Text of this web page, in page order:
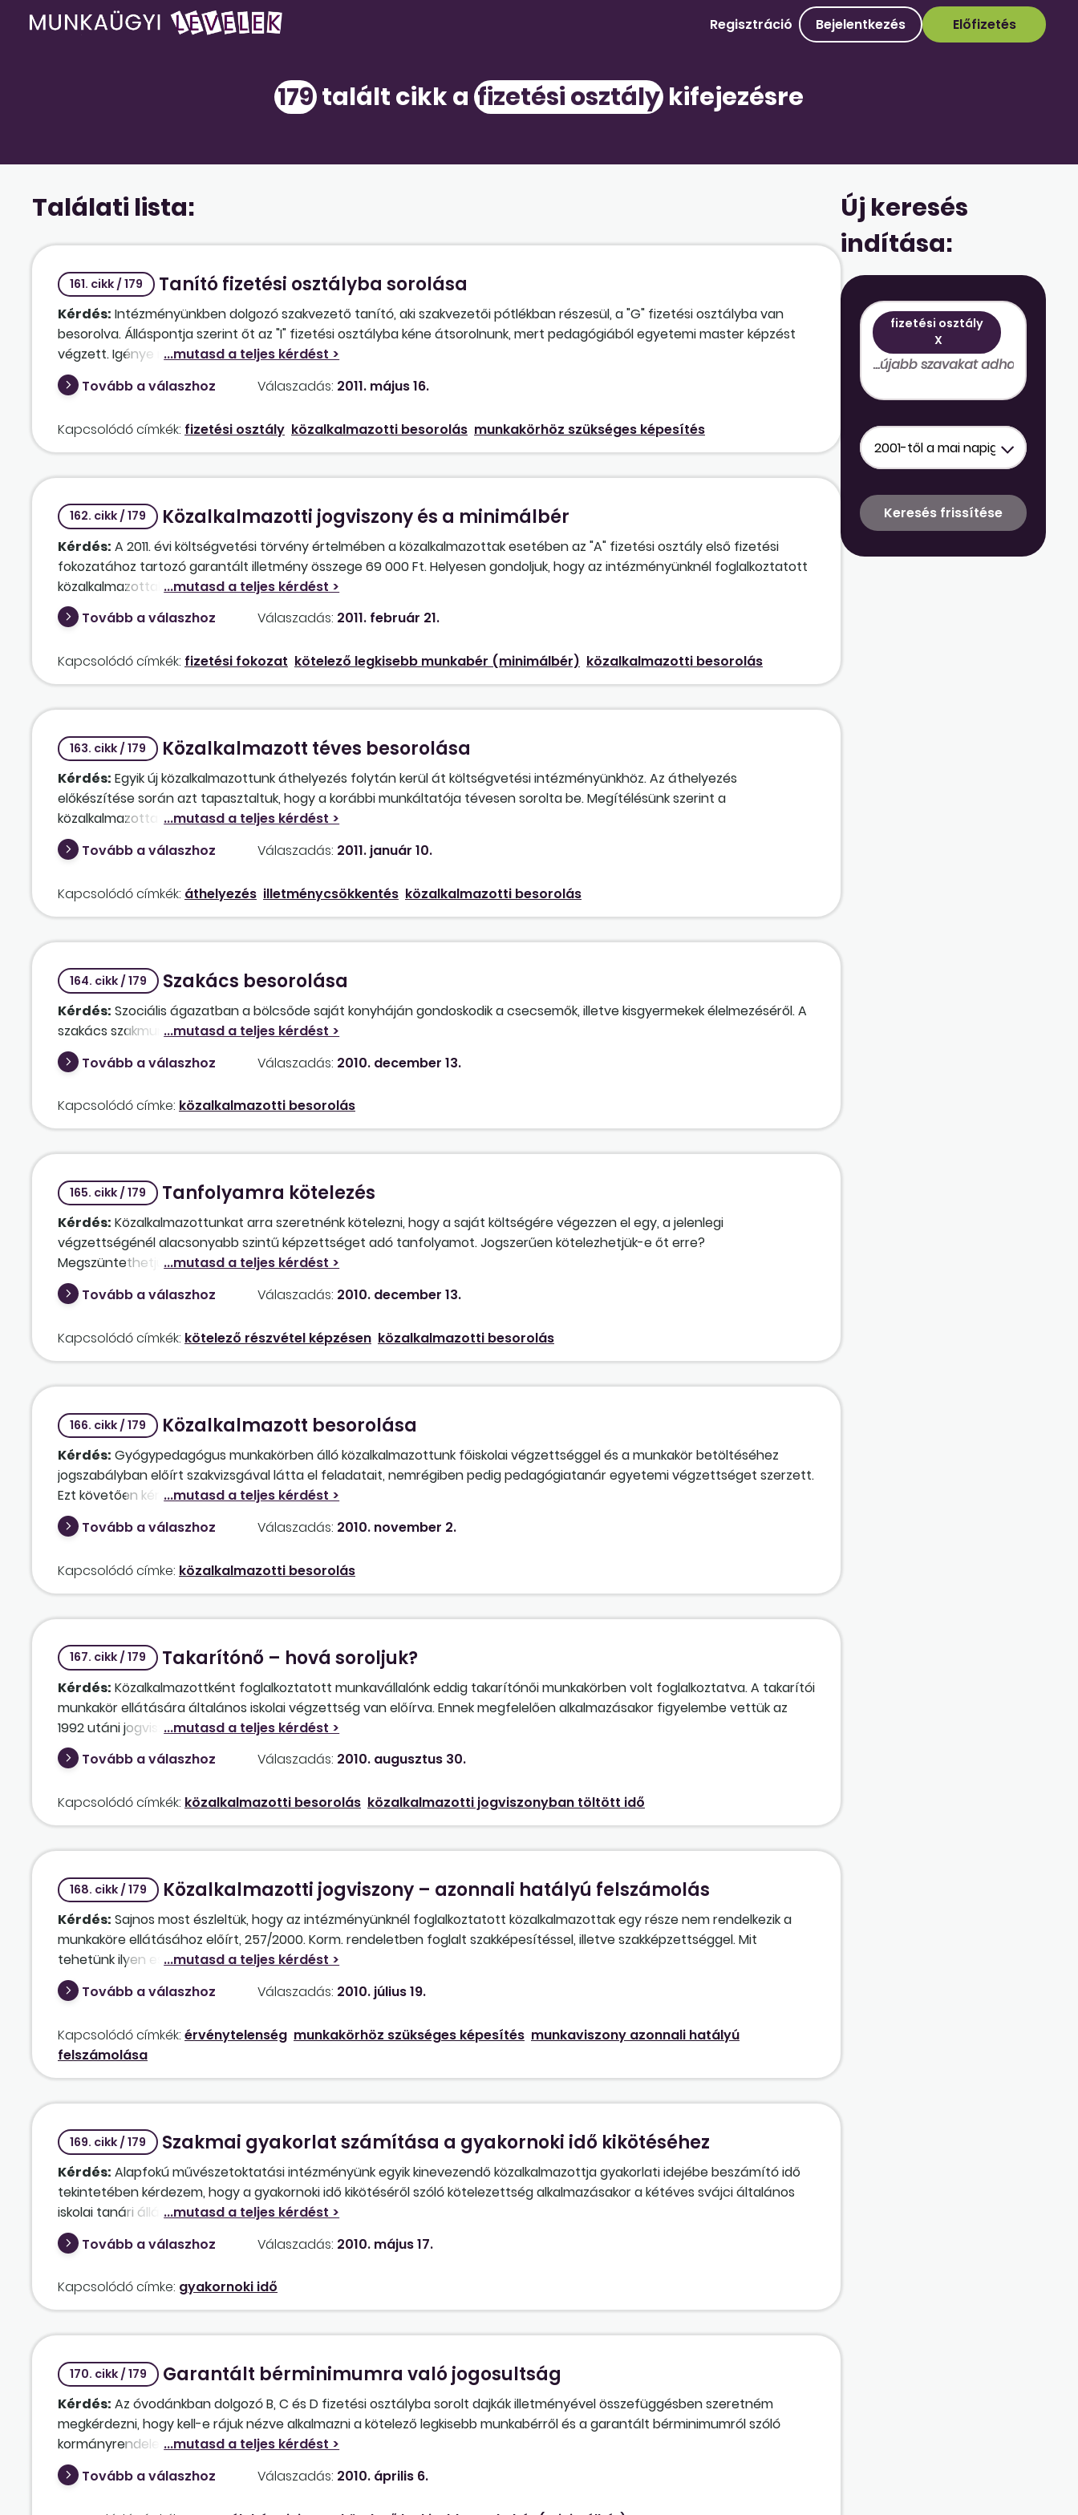
Regisztráció Bejelentkezés Előfizetés
179 talált cikk a fizetési osztály kifejezésre
Találati lista:
161. cikk / 179 Tanító fizetési osztályba sorolása
Kérdés: Intézményünkben dolgozó szakvezető tanító, aki szakvezetői pótlékban részesül, a "G" fizetési osztályba van
besorolva. Álláspontja szerint őt az "I" fizetési osztályba kéne átsorolnunk, mert pedagógiából egyetemi master képzést
végzett. Igénye miatt bírósági eljárást helyezett kilátásba. Jogos-e a munkavállaló átsorolás iránti igénye, vagy helyesen
állapítottuk meg a fizetési osztályt számára?
Tovább a válaszhoz Válaszadás: 2011. május 16.
Kapcsolódó címkék: fizetési osztály közalkalmazotti besorolás munkakörhöz szükséges képesítés
162. cikk / 179 Közalkalmazotti jogviszony és a minimálbér
Kérdés: A 2011. évi költségvetési törvény értelmében a közalkalmazottak esetében az "A" fizetési osztály első fizetési
fokozatához tartozó garantált illetmény összege 69 000 Ft. Helyesen gondoljuk, hogy az intézményünknél foglalkoztatott
közalkalmazottak egy részének az illetménye jogszerűen kevesebb lehet a hatályos minimálbérnél?
Tovább a válaszhoz
Válaszadás: 2011. február 21.
Kapcsolódó címkék: fizetési fokozat kötelező legkisebb munkabér (minimálbér) közalkalmazotti besorolás
163. cikk / 179 Közalkalmazott téves besorolása
Kérdés: Egyik új közalkalmazottunk áthelyezés folytán kerül át költségvetési intézményünkhöz. Az áthelyezés
előkészítése során azt tapasztaltuk, hogy a korábbi munkáltatója tévesen sorolta be. Megítélésünk szerint a
közalkalmazottat nem alkalmazhatjuk a téves besorolás szerint, ha viszont ez igaz, akkor egyértelműen csökkentenünk kell
az illetményét is. Helyesen gondoljuk-e ezt?
Tovább a válaszhoz Válaszadás: 2011. január 10.
Kapcsolódó címkék: áthelyezés illetménycsökkentés közalkalmazotti besorolás
164. cikk / 179 Szakács besorolása
Kérdés: Szociális ágazatban a bölcsőde saját konyháján gondoskodik a csecsemők, illetve kisgyermekek élelmezéséről. A
szakács szakmunkás sorolható-e "C" kategóriába?
Tovább a válaszhoz
Válaszadás: 2010. december 13.
Kapcsolódó címke: közalkalmazotti besorolás
165. cikk / 179 Tanfolyamra kötelezés
Kérdés: Közalkalmazottunkat arra szeretnénk kötelezni, hogy a saját költségére végezzen el egy, a jelenlegi
végzettségénél alacsonyabb szintű képzettséget adó tanfolyamot. Jogszerűen kötelezhetjük-e őt erre?
Megszüntethetjük-e a közalkalmazotti jogviszonyát, ha nem hajlandó elvégezni a tanfolyamot? Ha elvégzi, besorolhatjuk-e
őt alacsonyabb fizetési fokozatba?
Tovább a válaszhoz Válaszadás: 2010. december 13.
Kapcsolódó címkék: kötelező részvétel képzésen közalkalmazotti besorolás
166. cikk / 179 Közalkalmazott besorolása
Kérdés: Gyógypedagógus munkakörben álló közalkalmazottunk főiskolai végzettséggel és a munkakör betöltéséhez
jogszabályban előírt szakvizsgával látta el feladatait, nemrégiben pedig pedagógiatanár egyetemi végzettséget szerzett.
Ezt követően kérte, hogy intézkedjünk az "I" fizetési osztályba történő átsorolása iránt. Sajnos – helyi önkormányzat által
fenntartott szakiskola lévén – intézményünk nehéz anyagi helyzetére tekintettel ezt jelenleg nem áll módunkban
megtenni, mivel az átsorolással járó illetményemelés fedezete nem áll a rendelkezésünkre. Jogszerűen tagadjuk meg a
Tovább a válaszhoz Válaszadás: 2010. november 2.
Kapcsolódó címke: közalkalmazotti besorolás
167. cikk / 179 Takarítónő – hová soroljuk?
Kérdés: Közalkalmazottként foglalkoztatott munkavállalónk eddig takarítónői munkakörben volt foglalkoztatva. A takarítói
munkakör ellátására általános iskolai végzettség van előírva. Ennek megfelelően alkalmazásakor figyelembe vettük az
1992 utáni jogviszonyait is, függetlenül attól, hogy nem közalkalmazotti jogviszonyban dolgozott, mivel a takarítónői
munkakörre előírt iskolai végzettséggel rendelkezett. Munkavállalónk 2010. 06. 26-án szakmai képzettséget szerzett, ennek
alapján a végzettségének megfelelő munkakörbe lesz átsorolva. Kérdésünk az lenne, hogy a munkaköre változtatása,
állapítani a fizetési fokozatot, vagy a régi takarítónői munkakörre megállapított fizetési fokozatot kell meghagyni?
Tovább a válaszhoz Válaszadás: 2010. augusztus 30.
Kapcsolódó címkék: közalkalmazotti besorolás közalkalmazotti jogviszonyban töltött idő
168. cikk / 179 Közalkalmazotti jogviszony – azonnali hatályú felszámolás
Kérdés: Sajnos most észleltük, hogy az intézményünknél foglalkoztatott közalkalmazottak egy része nem rendelkezik a
munkaköre ellátásához előírt, 257/2000. Korm. rendeletben foglalt szakképesítéssel, illetve szakképzettséggel. Mit
tehetünk ilyen esetben?
Tovább a válaszhoz
Válaszadás: 2010. július 19.
Kapcsolódó címkék: érvénytelenség munkakörhöz szükséges képesítés munkaviszony azonnali hatályú
felszámolása
169. cikk / 179 Szakmai gyakorlat számítása a gyakornoki idő kikötéséhez
Kérdés: Alapfokú művészetoktatási intézményünk egyik kinevezendő közalkalmazottja gyakorlati idejébe beszámító idő
tekintetében kérdezem, hogy a gyakornoki idő kikötéséről szóló kötelezettség alkalmazásakor a kétéves svájci általános
iskolai tanári állásának ideje beszámításra kerülhet-e a szakmai gyakorlati idejébe? A tanárnővel május 1-jétől létesítenénk
határozatlan idejű jogviszonyt.
Tovább a válaszhoz Válaszadás: 2010. május 17.
Kapcsolódó címke: gyakornoki idő
170. cikk / 179 Garantált bérminimumra való jogosultság
Kérdés: Az óvodánkban dolgozó B, C és D fizetési osztályba sorolt dajkák illetményével összefüggésben szeretném
megkérdezni, hogy kell-e rájuk nézve alkalmazni a kötelező legkisebb munkabérről és a garantált bérminimumról szóló
kormányrendeletet?
Tovább a válaszhoz
Válaszadás: 2010. április 6.
Új keresés
indítása:
fizetési osztály
X